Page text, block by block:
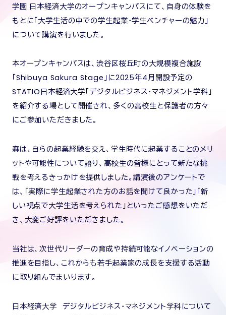
学園 日本経済大学のオープンキャンパスにて、自身の体験を
もとに「大学生活の中での学生起業・学生ベンチャーの魅力」
について講演を行いました。
本オープンキャンパスは、渋谷区桜丘町の大規模複合施設
「Shibuya Sakura Stage」に2025年4月開設予定の
STATIO日本経済大学「デジタルビジネス・マネジメント学科」
を紹介する場として開催され、多くの高校生と保護者の方々
にご参加いただきました。
森は、自らの起業経験を交え、学生時代に起業することのメリ
ットや可能性について語り、高校生の皆様にとって新たな挑
戦を考えるきっかけを提供しました。講演後のアンケートで
は、「実際に学生起業された方のお話を聞けて良かった」「新
しい視点で大学生活を考えられた」といったご感想をいただ
き、大変ご好評をいただきました。
当社は、次世代リーダーの育成や持続可能なイノベーションの
推進を目指し、これからも若手起業家の成長を支援する活動
に取り組んでまいります。
日本経済大学 デジタルビジネス・マネジメント学科について